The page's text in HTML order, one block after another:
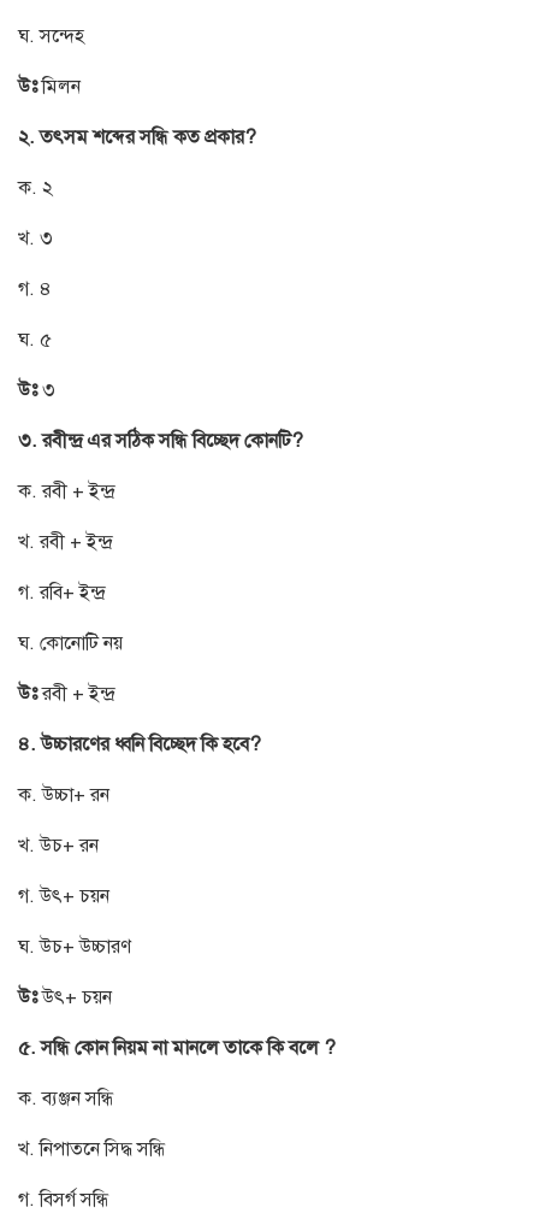
ঘ. সন্দেহ
উঃমিলন
২. তৎসম শব্দের সন্ধি কত প্রকার?
ক. ২
খ. ৩
গ. ৪
ঘ. ৫
উঃ৩
৩. রবীন্দ্র এর সঠিক সন্ধি বিচ্ছেদ কোনটি?
ক. রবী + ইন্দ্র
খ. রবী + ইন্দ্র
গ. রবি+ ইন্দ্র
ঘ. কোনোটি নয়
উঃরবী + ইন্দ্র
৪. উচ্চারণের ধ্বনি বিচ্ছেদ কি হবে?
ক. উচ্চা+ রন
খ. উচ+ রন
গ. উৎ+ চয়ন
ঘ. উচ+ উচ্চারণ
উঃউৎ+ চয়ন
৫. সন্ধি কোন নিয়ম না মানলে তাকে কি বলে ?
ক. ব্যঞ্জন সন্ধি
খ. নিপাতনে সিদ্ধ সন্ধি
গ. বিসর্গ সন্ধি